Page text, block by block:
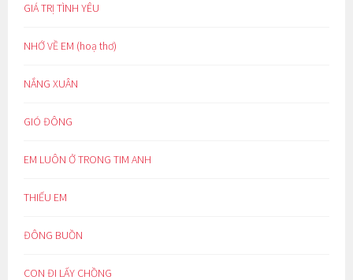
GIÁ TRỊ TÌNH YÊU
NHỚ VỀ EM (hoạ thơ)
NẮNG XUÂN
GIÓ ĐÔNG
EM LUÔN Ở TRONG TIM ANH
THIẾU EM
ĐÔNG BUỒN
CON ĐI LẤY CHỒNG